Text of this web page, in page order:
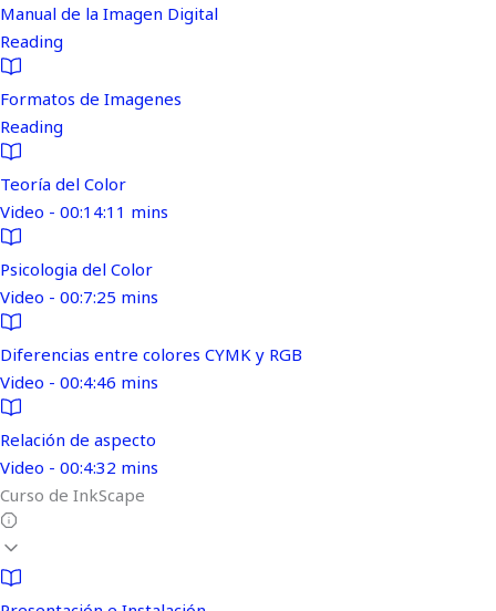
Manual de la Imagen Digital
Reading
Formatos de Imagenes
Reading
Teoría del Color
Video - 00:14:11 mins
Psicologia del Color
Video - 00:7:25 mins
Diferencias entre colores CYMK y RGB
Video - 00:4:46 mins
Relación de aspecto
Video - 00:4:32 mins
Curso de InkScape